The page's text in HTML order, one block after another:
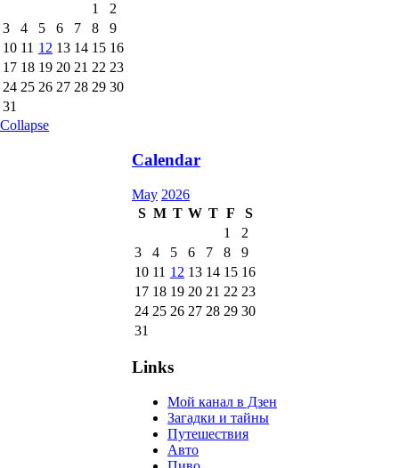
1
2
3
4 5 6 7 8
9
10 11 12 13 14 15 16
17 18 19 20 21 22 23
24 25 26 27 28 29 30
31
Collapse
Calendar
May 2026
S M T W T F
S
1
2
3
4 5 6 7 8
9
10 11 12 13 14 15 16
17 18 19 20 21 22 23
24 25 26 27 28 29 30
31
Links
Мой канал в Дзен
Загадки и тайны
Путешествия
Авто